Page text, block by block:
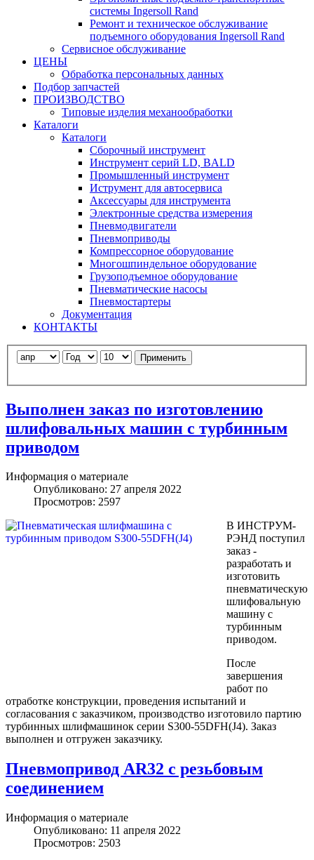
системы Ingersoll Rand
Ремонт и техническое обслуживание
подъемного оборудования Ingersoll Rand
Сервисное обслуживание
ЦЕНЫ
Обработка персональных данных
Подбор запчастей
ПРОИЗВОДСТВО
Типовые изделия механообработки
Каталоги
Каталоги
Сборочный инструмент
Инструмент серий LD, BALD
Промышленный инструмент
Иструмент для автосервиса
Аксессуары для инструмента
Электронные средства измерения
Пневмодвигатели
Пневмоприводы
Компрессорное оборудование
Многошпиндельное оборудование
Грузоподъемное оборудование
Пневматические насосы
Пневмостартеры
Документация
КОНТАКТЫ
Применить
Выполнен заказ по изготовлению
шлифовальных машин с турбинным
приводом
Информация о материале
Опубликовано: 27 апреля 2022
Просмотров: 2597
В ИНСТРУМ-
РЭНД поступил
заказ -
разработать и
изготовить
пневматическую
шлифовальную
машину с
турбинным
приводом.
После
завершения
работ по
отработке конструкции, проведения испытаний и
согласования с заказчиком, производство изготовило партию
турбинных шлифмашинок серии S300-55DFH(J4). Заказ
выполнен и отгружен заказчику.
Пневмопривод AR32 с резьбовым
соединением
Информация о материале
Опубликовано: 11 апреля 2022
Просмотров: 2503